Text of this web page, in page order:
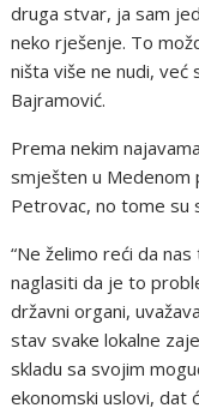
druga stvar, ja sam
neko rješenje. To
ništa više ne nudi, već
Bajramović.
Prema nekim
smješten u Medenom
Petrovac, no tome su
“Ne želimo reći da
naglasiti da je to
državni organi,
stav svake lokalne
skladu sa svojim
ekonomski uslovi, dat